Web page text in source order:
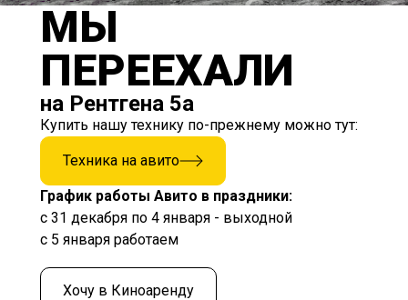
МЫ
ПЕРЕЕХАЛИ
на Рентгена 5а
Купить нашу технику по-прежнему можно тут:
Техника на авито
График работы Авито в праздники:
с 31 декабря по 4 января - выходной
с 5 января работаем
Хочу в Киноаренду